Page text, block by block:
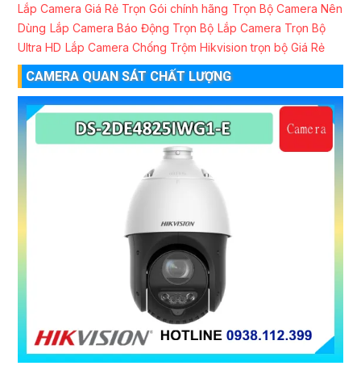
Lắp Camera Giá Rẻ Trọn Gói chính hãng Trọn Bộ Camera Nên
Dùng Lắp Camera Báo Động Trọn Bộ Lắp Camera Trọn Bộ
Ultra HD Lắp Camera Chống Trộm Hikvision trọn bộ Giá Rẻ
CAMERA QUAN SÁT CHẤT LƯỢNG